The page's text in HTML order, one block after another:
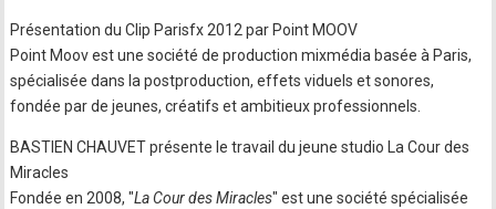
Présentation du Clip Parisfx 2012 par Point MOOV
Point Moov est une société de production mixmédia basée à Paris,
spécialisée dans la postproduction, effets viduels et sonores,
fondée par de jeunes, créatifs et ambitieux professionnels.
BASTIEN CHAUVET présente le travail du jeune studio La Cour des
Miracles
Fondée en 2008, "La Cour des Miracles" est une société spécialisée